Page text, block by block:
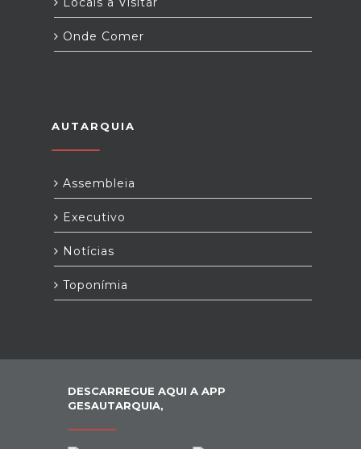
Onde Comer
AUTARQUIA
Assembleia
Executivo
Notícias
Toponímia
DESCARREGUE AQUI A APP
GESAUTARQUIA,